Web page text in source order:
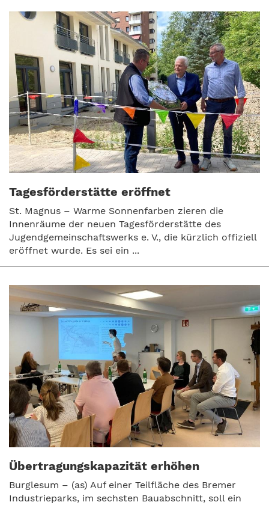
Tagesförderstätte eröffnet
St. Magnus – Warme Sonnenfarben zieren die
Innenräume der neuen Tagesförderstätte des
Jugendgemeinschaftswerks e. V., die kürzlich offiziell
eröffnet wurde. Es sei ein ...
Übertragungskapazität erhöhen
Burglesum – (as) Auf einer Teilfläche des Bremer
Industrieparks, im sechsten Bauabschnitt, soll ein